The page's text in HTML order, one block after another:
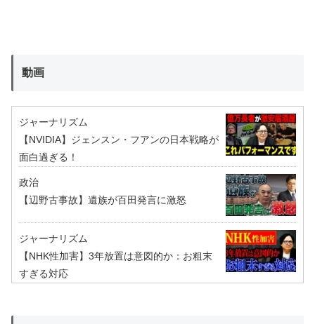
動画
ジャーナリズム
【NVIDIA】ジェンスン・フアンの日本戦略が
面白過ぎる！
政治
【辺野古事故】遺族が百田発言に激怒
ジャーナリズム
【NHK性加害】3年放置は意図的か：お粗末
すぎる対応